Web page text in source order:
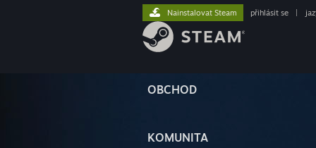
OBCHOD
KOMUNITA
Nainstalovat Steam přihlásit se